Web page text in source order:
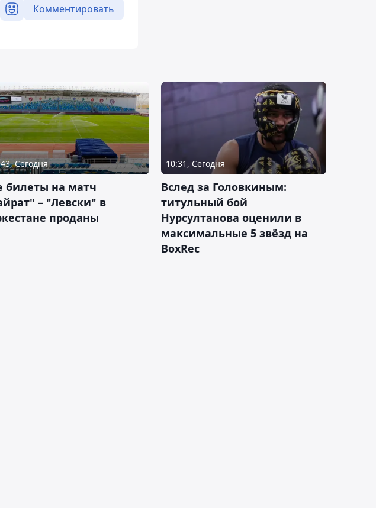
Комментировать
Сегодня
билеты на матч
– "Левски" в
проданы
10:31, Сегодня
Вслед за Головкиным:
титульный бой
Нурсултанова оценили в
максимальные 5 звёзд на
BoxRec